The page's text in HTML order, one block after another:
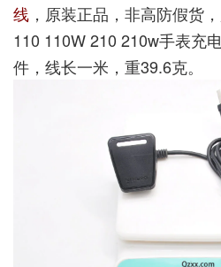
线 ，原装正品，非高防假货
110 110W 210 210w手表充
件，线长一米，重39.6克。